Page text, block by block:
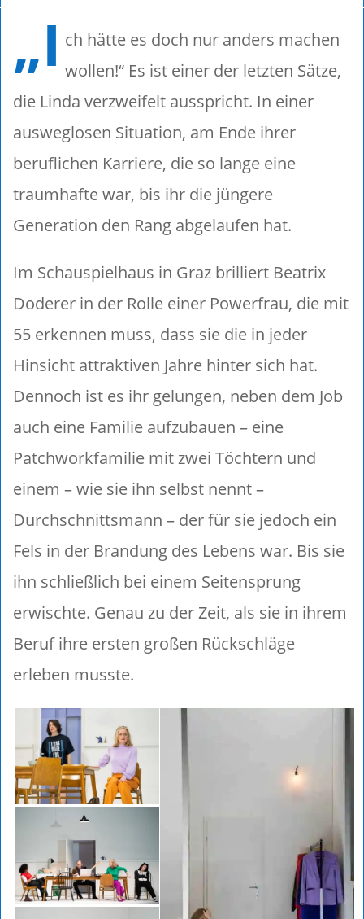
„I ch hätte es doch nur anders machen
wollen!“ Es ist einer der letzten Sätze,
die Linda verzweifelt ausspricht. In einer
ausweglosen Situation, am Ende ihrer
beruflichen Karriere, die so lange eine
traumhafte war, bis ihr die jüngere
Generation den Rang abgelaufen hat.
Im Schauspielhaus in Graz brilliert Beatrix
Doderer in der Rolle einer Powerfrau, die mit
55 erkennen muss, dass sie die in jeder
Hinsicht attraktiven Jahre hinter sich hat.
Dennoch ist es ihr gelungen, neben dem Job
auch eine Familie aufzubauen – eine
Patchworkfamilie mit zwei Töchtern und
einem – wie sie ihn selbst nennt –
Durchschnittsmann – der für sie jedoch ein
Fels in der Brandung des Lebens war. Bis sie
ihn schließlich bei einem Seitensprung
erwischte. Genau zu der Zeit, als sie in ihrem
Beruf ihre ersten großen Rückschläge
erleben musste.